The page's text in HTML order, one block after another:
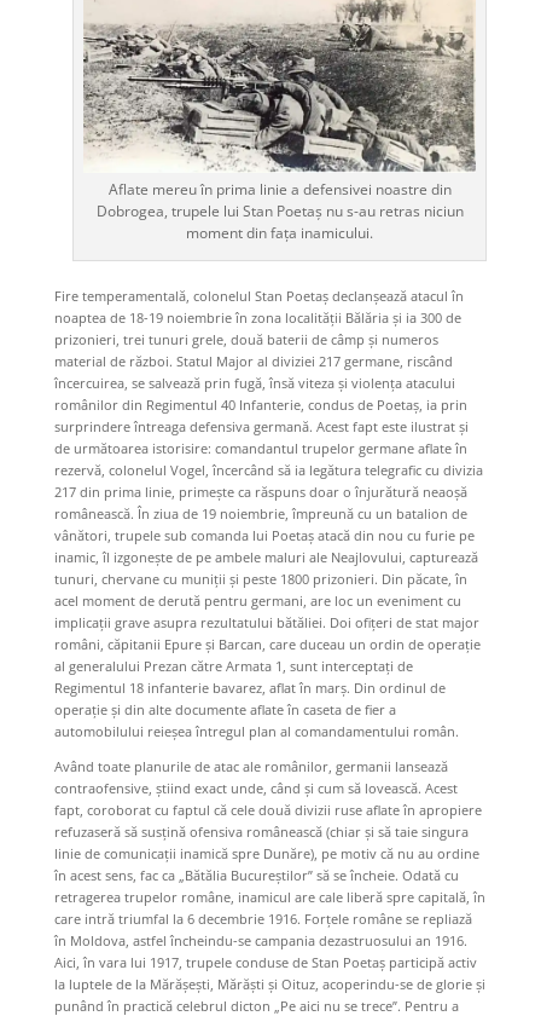
Aflate mereu în prima linie a defensivei noastre din
Dobrogea, trupele lui Stan Poetaș nu s-au retras niciun
moment din fața inamicului.
Fire temperamentală, colonelul Stan Poetaș declanșează atacul în
noaptea de 18-19 noiembrie în zona localității Bălăria și ia 300 de
prizonieri, trei tunuri grele, două baterii de câmp și numeros
material de război. Statul Major al diviziei 217 germane, riscând
încercuirea, se salvează prin fugă, însă viteza și violența atacului
românilor din Regimentul 40 Infanterie, condus de Poetaș, ia prin
surprindere întreaga defensiva germană. Acest fapt este ilustrat și
de următoarea istorisire: comandantul trupelor germane aflate în
rezervă, colonelul Vogel, încercând să ia legătura telegrafic cu divizia
217 din prima linie, primește ca răspuns doar o înjurătură neaoșă
românească. În ziua de 19 noiembrie, împreună cu un batalion de
vânători, trupele sub comanda lui Poetaș atacă din nou cu furie pe
inamic, îl izgonește de pe ambele maluri ale Neajlovului, capturează
tunuri, chervane cu muniții și peste 1800 prizonieri. Din păcate, în
acel moment de derută pentru germani, are loc un eveniment cu
implicații grave asupra rezultatului bătăliei. Doi ofițeri de stat major
români, căpitanii Epure și Barcan, care duceau un ordin de operație
al generalului Prezan către Armata 1, sunt interceptați de
Regimentul 18 infanterie bavarez, aflat în marș. Din ordinul de
operație și din alte documente aflate în caseta de fier a
automobilului reieșea întregul plan al comandamentului român.
Având toate planurile de atac ale românilor, germanii lansează
contraofensive, știind exact unde, când și cum să lovească. Acest
fapt, coroborat cu faptul că cele două divizii ruse aflate în apropiere
refuzaseră să susțină ofensiva românească (chiar și să taie singura
linie de comunicații inamică spre Dunăre), pe motiv că nu au ordine
în acest sens, fac ca „Bătălia Bucureștilor” să se încheie. Odată cu
retragerea trupelor române, inamicul are cale liberă spre capitală, în
care intră triumfal la 6 decembrie 1916. Forțele române se repliază
în Moldova, astfel încheindu-se campania dezastruosului an 1916.
Aici, în vara lui 1917, trupele conduse de Stan Poetaș participă activ
la luptele de la Mărășești, Mărăști și Oituz, acoperindu-se de glorie și
punând în practică celebrul dicton „Pe aici nu se trece”. Pentru a